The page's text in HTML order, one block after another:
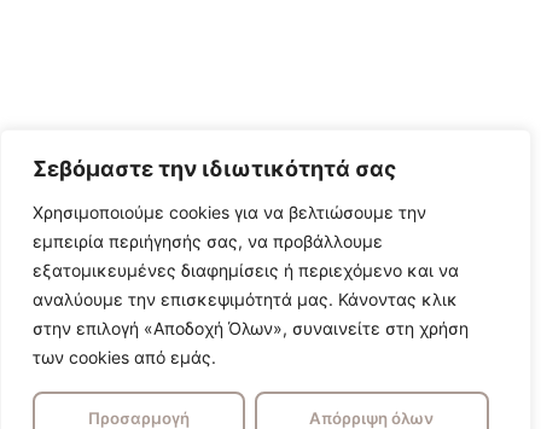
Σεβόμαστε την ιδιωτικότητά σας
Χρησιμοποιούμε cookies για να βελτιώσουμε την
εμπειρία περιήγησής σας, να προβάλλουμε
εξατομικευμένες διαφημίσεις ή περιεχόμενο και να
αναλύουμε την επισκεψιμότητά μας. Κάνοντας κλικ
στην επιλογή «Αποδοχή Όλων», συναινείτε στη χρήση
των cookies από εμάς.
Προσαρμογή Απόρριψη όλων